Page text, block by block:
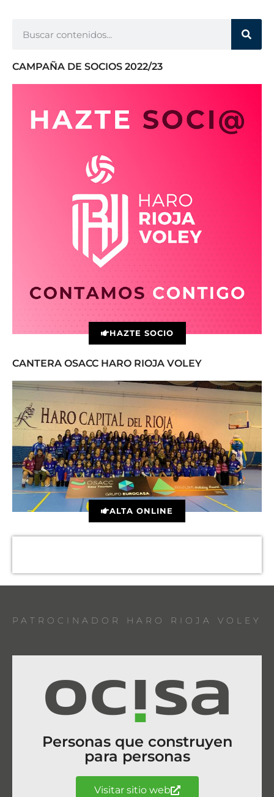
CAMPAÑA DE SOCIOS 2022/23
HAZTE SOCIO
CANTERA OSACC HARO RIOJA VOLEY
ALTA ONLINE
PATROCINADOR HARO RIOJA VOLEY
Personas que construyen
para personas
Visitar sitio web